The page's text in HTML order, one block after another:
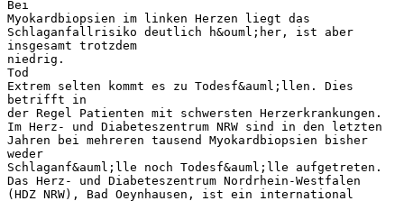
Bei
Myokardbiopsien im linken Herzen liegt das
Schlaganfallrisiko deutlich h&ouml;her, ist aber
insgesamt trotzdem
niedrig.
Tod
Extrem selten kommt es zu Todesf&auml;llen. Dies
betrifft in
der Regel Patienten mit schwersten Herzerkrankungen.
Im Herz- und Diabeteszentrum NRW sind in den letzten
Jahren bei mehreren tausend Myokardbiopsien bisher
weder
Schlaganf&auml;lle noch Todesf&auml;lle aufgetreten.
Das Herz- und Diabeteszentrum Nordrhein-Westfalen
(HDZ NRW), Bad Oeynhausen, ist ein international